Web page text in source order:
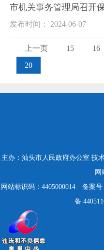
市机关事务管理局召开
发布时间： 2024-06-07
上一页 15 16
20
主办：汕头市人民政府办公室 技
网
网站标识码：4405000014
备案号
备